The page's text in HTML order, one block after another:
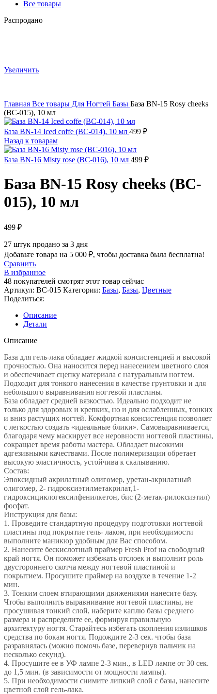
Все товары
Распродано
Увеличить
Главная Все товары Для Ногтей Базы База BN-15 Rosy cheeks
(BC-015), 10 мл
База BN-14 Iced coffe (BC-014), 10 мл 499 ₽
Назад к товарам
База BN-16 Misty rose (BC-016), 10 мл 499 ₽
База BN-15 Rosy cheeks (BC-
015), 10 мл
499 ₽
27 штук продано за 3 дня
Добавьте товара на 5 000 ₽, чтобы доставка была бесплатна!
Сравнить
В избранное
48 покупателей смотрят этот товар сейчас
Артикул: BC-015 Категории: Базы, Базы, Цветные
Поделиться:
Описание
Детали
Описание
База для гель-лака обладает жидкой консистенцией и высокой
прочностью. Она наносится перед нанесением цветного слоя
и обеспечивает сцепку материала с натуральным ногтем.
Подходит для тонкого нанесения в качестве грунтовки и для
небольшого выравнивания ногтевой пластины.
База обладает средней вязкостью. Идеально подходит не
только для здоровых и крепких, но и для ослабленных, тонких
и вниз растущих ногтей. Комфортная консистенция позволяет
с легкостью создать «идеальные блики». Самовыравнивается,
благодаря чему маскирует все неровности ногтевой пластины,
сокращает время работы мастера. Обладает высокими
адгезивными качествами. После полимеризации обретает
высокую эластичность, устойчива к скалыванию.
Состав:
Эпоксидный акрилатный олигомер, уретан-акрилатный
олигомер, 2- гидроксиэтилметакрилат,1-
гидроксициклогексилфенилкетон, бис (2-метак-рилоксиэтил)
фосфат.
Инструкция для базы:
1. Проведите стандартную процедуру подготовки ногтевой
пластины под покрытие гель- лаком, при необходимости
выполните маникюр удобным для Вас способом.
2. Нанесите бескислотный праймер Fresh Prof на свободный
край ногтя. Он поможет избежать отслоек и выполнит роль
двустороннего скотча между ногтевой пластиной и
покрытием. Просушите праймер на воздухе в течение 1-2
мин.
3. Тонким слоем втирающими движениями нанесите базу.
Чтобы выполнить выравнивание ногтевой пластины, не
просушивая тонкий слой, наберите каплю базы среднего
размера и распределите ее, формируя правильную
архитектуру ногтя. Старайтесь избегать скопления излишков
средства по бокам ногтя. Подождите 2-3 сек. чтобы база
разравнялась (можно помочь базе, перевернув пальчик на
несколько секунд).
4. Просушите ее в УФ лампе 2-3 мин., в LED лампе от 30 сек.
до 1,5 мин. (в зависимости от мощности лампы).
5. При необходимости снимите липкий слой с базы, нанесите
цветной слой гель-лака.